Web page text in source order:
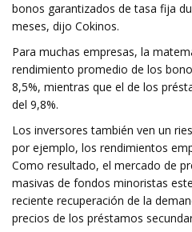
bonos garantizados de tasa fija
meses, dijo Cokinos.
Para muchas empresas, la
rendimiento promedio de los
8,5%, mientras que el de los
del 9,8%.
Los inversores también ven un
por ejemplo, los rendimientos
Como resultado, el mercado de
masivas de fondos minoristas
reciente recuperación de la
precios de los préstamos